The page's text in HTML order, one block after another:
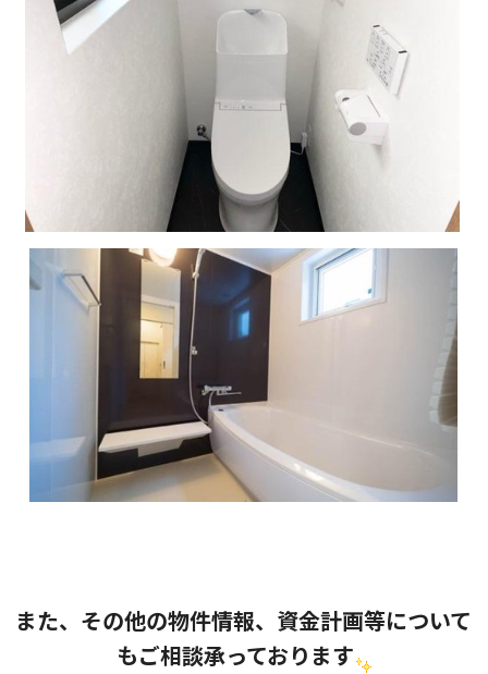
また、その他の物件情報、資金計画等について
もご相談承っております